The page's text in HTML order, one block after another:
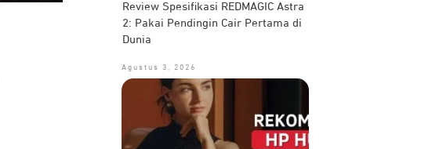
Review Spesifikasi REDMAGIC Astra
2: Pakai Pendingin Cair Pertama di
Dunia
Agustus 3, 2026